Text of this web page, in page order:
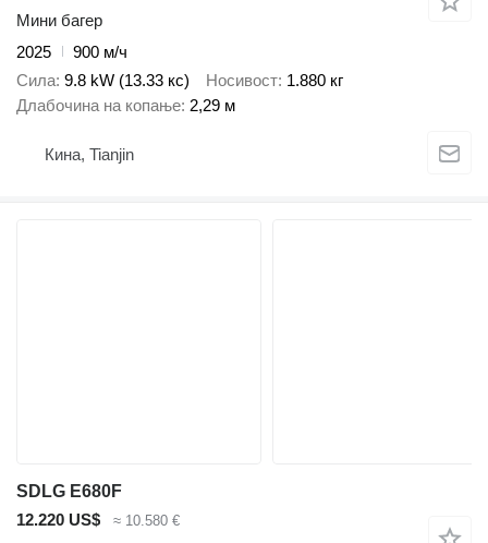
Мини багер
2025
900 м/ч
Сила 9.8 kW (13.33 кс) Носивост 1.880 кг
Длабочина на копање 2,29 м
Кина, Tianjin
SDLG E680F
12.220 US$
≈ 10.580 €